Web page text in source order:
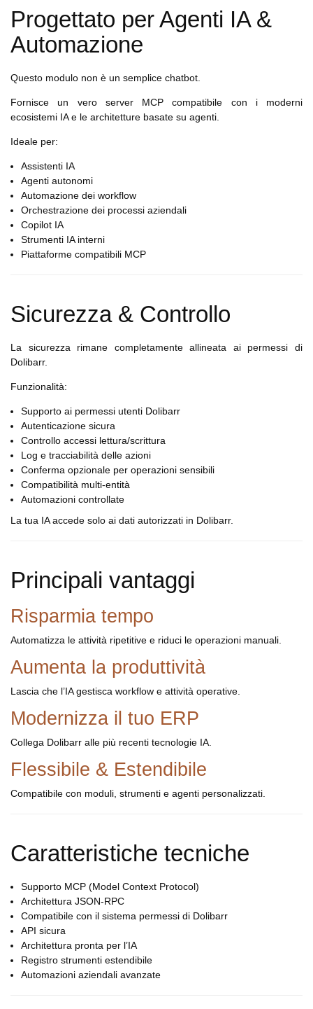
Progettato per Agenti IA &
Automazione
Questo modulo non è un semplice chatbot.
Fornisce un vero server MCP compatibile con i moderni
ecosistemi IA e le architetture basate su agenti.
Ideale per:
Assistenti IA
Agenti autonomi
Automazione dei workflow
Orchestrazione dei processi aziendali
Copilot IA
Strumenti IA interni
Piattaforme compatibili MCP
Sicurezza & Controllo
La sicurezza rimane completamente allineata ai permessi di
Dolibarr.
Funzionalità:
Supporto ai permessi utenti Dolibarr
Autenticazione sicura
Controllo accessi lettura/scrittura
Log e tracciabilità delle azioni
Conferma opzionale per operazioni sensibili
Compatibilità multi-entità
Automazioni controllate
La tua IA accede solo ai dati autorizzati in Dolibarr.
Principali vantaggi
Risparmia tempo
Automatizza le attività ripetitive e riduci le operazioni manuali.
Aumenta la produttività
Lascia che l’IA gestisca workflow e attività operative.
Modernizza il tuo ERP
Collega Dolibarr alle più recenti tecnologie IA.
Flessibile & Estendibile
Compatibile con moduli, strumenti e agenti personalizzati.
Caratteristiche tecniche
Supporto MCP (Model Context Protocol)
Architettura JSON-RPC
Compatibile con il sistema permessi di Dolibarr
API sicura
Architettura pronta per l’IA
Registro strumenti estendibile
Automazioni aziendali avanzate